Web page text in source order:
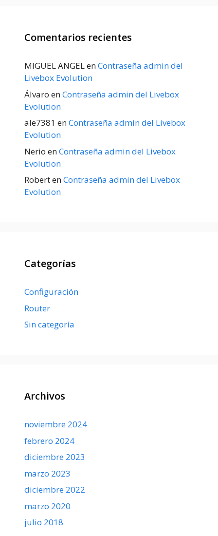
Comentarios recientes
MIGUEL ANGELenContraseña admin del
Livebox Evolution
Álvaro enContraseña admin del Livebox
Evolution
ale7381 enContraseña admin del Livebox
Evolution
Nerio enContraseña admin del Livebox
Evolution
RobertenContraseña admin del Livebox
Evolution
Categorías
Configuración
Router
Sin categoría
Archivos
noviembre 2024
febrero 2024
diciembre 2023
marzo 2023
diciembre 2022
marzo 2020
julio 2018